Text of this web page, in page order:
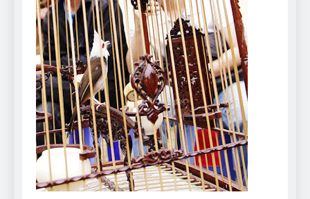
Can Bulldogs Play Fetch?
And How to Train Them!
7 Năm Ago
How Often Do I Need to
Groom My Bulldog
7 Năm Ago